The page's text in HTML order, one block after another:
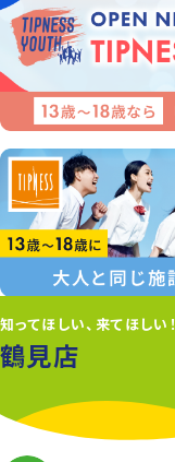
知ってほしい、来てほしい！
鶴見店